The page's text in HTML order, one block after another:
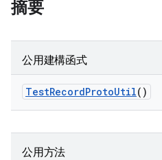
摘要
公用建構函式
TestRecordProtoUtil()
公用方法